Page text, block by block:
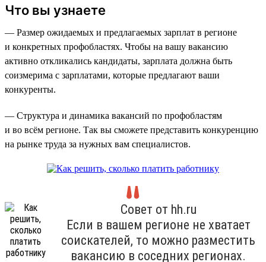
Что вы узнаете
— Размер ожидаемых и предлагаемых зарплат в регионе
и конкретных профобластях. Чтобы на вашу вакансию
активно откликались кандидаты, зарплата должна быть
соизмерима с зарплатами, которые предлагают ваши
конкуренты.
— Структура и динамика вакансий по профобластям
и во всём регионе. Так вы сможете представить конкуренцию
на рынке труда за нужных вам специалистов.
Совет от hh.ru
Если в вашем регионе не хватает
соискателей, то можно разместить
вакансию в соседних регионах.